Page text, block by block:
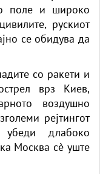
поле и широко
рускиот
се обидува да
со ракети и
врз Киев,
воздушно
рејтингот
длабоко
Москва сè уште